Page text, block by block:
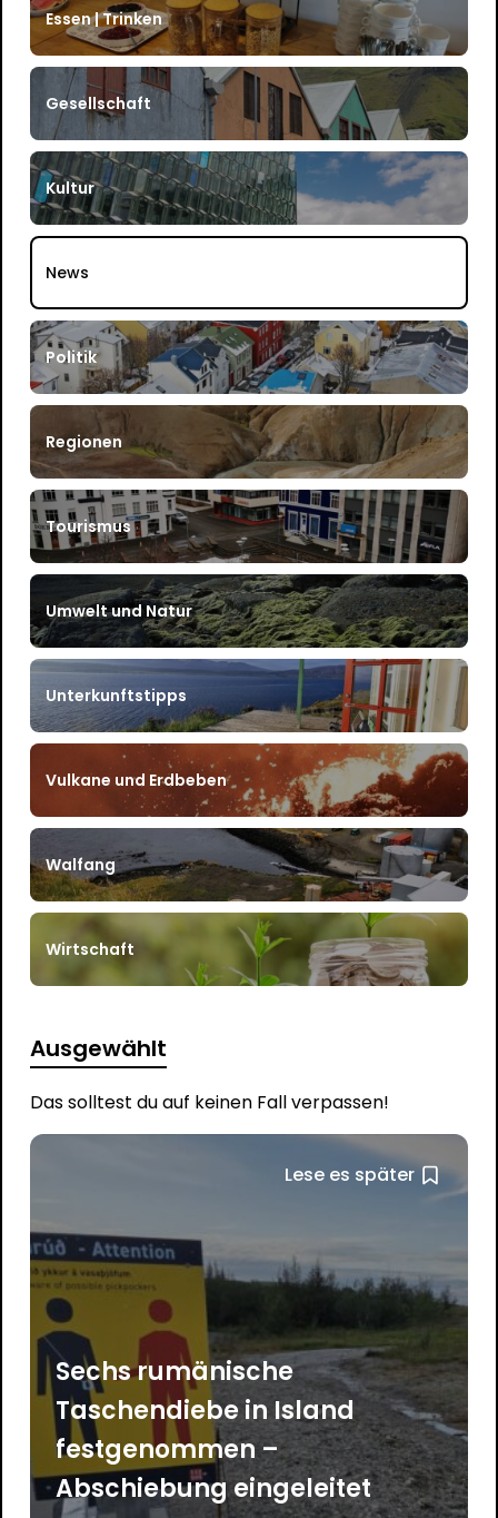
Essen | Trinken
Gesellschaft
Kultur
News
Politik
Regionen
Tourismus
Umwelt und Natur
Unterkunftstipps
Vulkane und Erdbeben
Walfang
Wirtschaft
Ausgewählt
Das solltest du auf keinen Fall verpassen!
Lese es später
Sechs rumänische
Taschendiebe in Island
festgenommen –
Abschiebung eingeleitet